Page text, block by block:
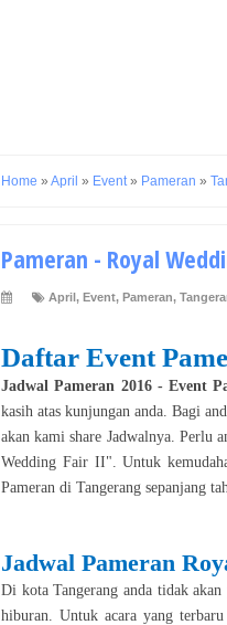
Home » April » Event » Pameran »
Pameran - Royal
April, Event, Pameran,
Daftar Event
JadwalPameran 2016- Event
kasih atas kunjungan anda. Bagi
akan kami share Jadwalnya. Perlu
Wedding Fair II". Untuk
Pameran di Tangerang sepanjang
Jadwal Pameran
Di kotaTangerang anda tidak akan
hiburan. Untuk acara yang